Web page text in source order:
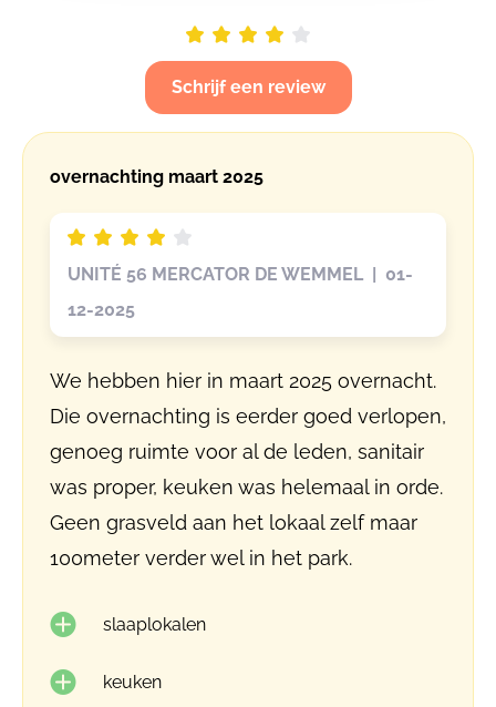
Schrijf een review
overnachting maart 2025
UNITÉ 56 MERCATOR DE WEMMEL | 01-
12-2025
We hebben hier in maart 2025 overnacht.
Die overnachting is eerder goed verlopen,
genoeg ruimte voor al de leden, sanitair
was proper, keuken was helemaal in orde.
Geen grasveld aan het lokaal zelf maar
100meter verder wel in het park.
slaaplokalen
keuken